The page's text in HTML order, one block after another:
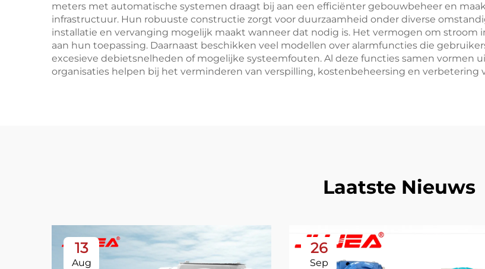
meters met automatische systemen draagt bij aan een efficiënter gebouwbeheer en
infrastructuur. Hun robuuste constructie zorgt voor duurzaamheid onder diverse
installatie en vervanging mogelijk maakt wanneer dat nodig is. Het vermogen om
aan hun toepassing. Daarnaast beschikken veel modellen over alarmfuncties die
excesieve debietsnelheden of mogelijke systeemfouten. Al deze functies samen vormen
organisaties helpen bij het verminderen van verspilling, kostenbeheersing en verbetering
Laatste Nieuws
13
Aug
26
Sep